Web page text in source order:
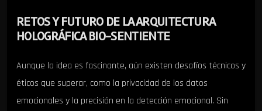
RETOS Y FUTURO DE LA ARQUITECTURA
HOLOGRÁFICA BIO-SENTIENTE
Aunque la idea es fascinante, aún existen desafíos técnicos y
éticos que superar, como la privacidad de los datos
emocionales y la precisión en la detección emocional. Sin